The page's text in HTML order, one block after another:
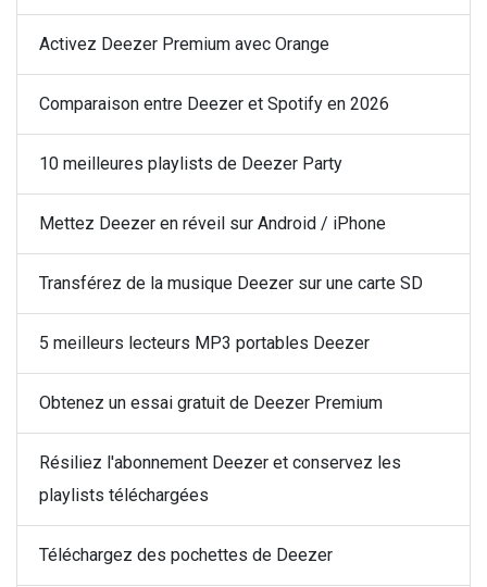
Activez Deezer Premium avec Orange
Comparaison entre Deezer et Spotify en 2026
10 meilleures playlists de Deezer Party
Mettez Deezer en réveil sur Android / iPhone
Transférez de la musique Deezer sur une carte SD
5 meilleurs lecteurs MP3 portables Deezer
Obtenez un essai gratuit de Deezer Premium
Résiliez l'abonnement Deezer et conservez les
playlists téléchargées
Téléchargez des pochettes de Deezer